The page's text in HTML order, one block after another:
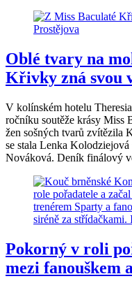
Oblé tvary na
Křivky zná svou
V kolínském hotelu
ročníku soutěže krásy Miss
žen sošných tvarů zvítězila
se stala Lenka
Nováková. Deník finálový
Pokorný v roli
mezi fanouškem